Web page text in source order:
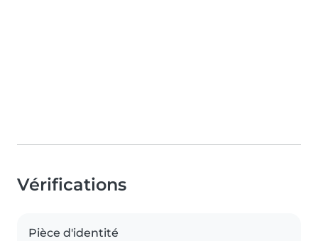
Vérifications
Pièce d'identité